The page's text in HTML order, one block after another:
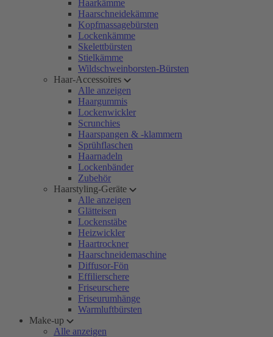
Haarkämme
Haarschneidekämme
Kopfmassagebürsten
Lockenkämme
Skelettbürsten
Stielkämme
Wildschweinborsten-Bürsten
Haar-Accessoires
Alle anzeigen
Haargummis
Lockenwickler
Scrunchies
Haarspangen & -klammern
Sprühflaschen
Haarnadeln
Lockenbänder
Zubehör
Haarstyling-Geräte
Alle anzeigen
Glätteisen
Lockenstäbe
Heizwickler
Haartrockner
Haarschneidemaschine
Diffusor-Fön
Effilierschere
Friseurschere
Friseurumhänge
Warmluftbürsten
Make-up
Alle anzeigen